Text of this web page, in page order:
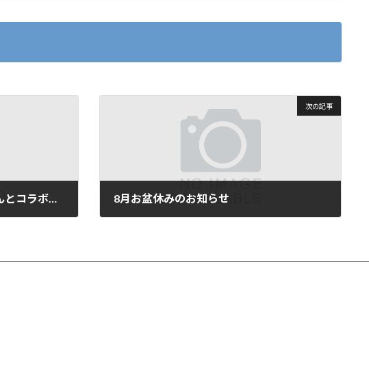
7/6(土)アオニサイファームさんとコラボイベント「美味しいスケッチ会。ブルーベリー農園スケッチナイト/Tasty Sketch Event.Blueberry farm Sketch 」開催
次の記事
8月お盆休みのお知らせ